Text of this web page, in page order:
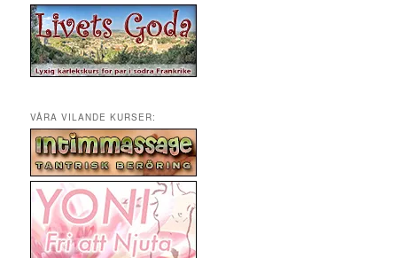
VÅRA VILANDE KURSER: